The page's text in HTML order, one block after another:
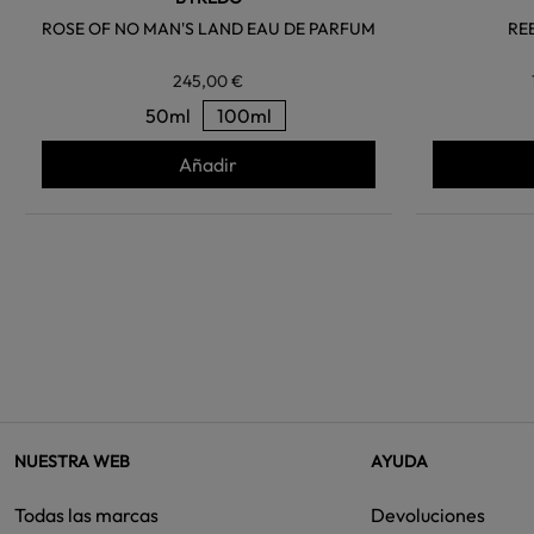
ROSE OF NO MAN'S LAND EAU DE PARFUM
245,00 €
50ml 100ml
Añadir
NUESTRA WEB
Todas las marcas
AYUDA
Devoluciones